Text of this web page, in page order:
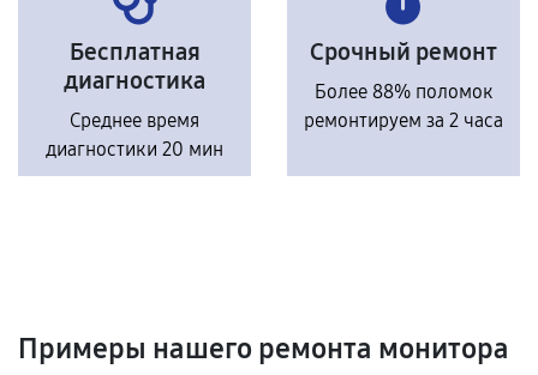
Бесплатная
диагностика
Среднее время
диагностики 20 мин
Срочный ремонт
Более 88% поломок
ремонтируем за 2 часа
Примеры нашего ремонта монитора